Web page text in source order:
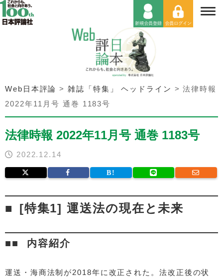
Web日本評論 >雑誌「特集」 ヘッドライン >法律時報
2022年11月号 通巻 1183号
法律時報 2022年11月号 通巻 1183号
2022.12.14
[特集1] 運送法の現在と未来
内容紹介
運送・海商法制が2018年に改正された。法改正後の状